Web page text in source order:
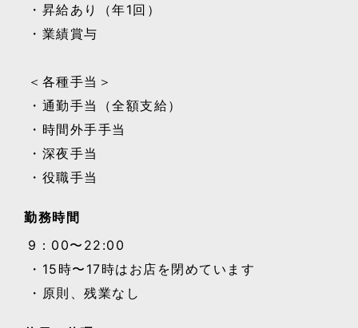
・昇給あり（年1回）
・業績賞与
＜各種手当＞
・通勤手当（全額支給）
・時間外手手当
・深夜手当
・役職手当
勤務時間
9：00〜22:00
・15時〜17時はお店を閉めています
・原則、残業なし